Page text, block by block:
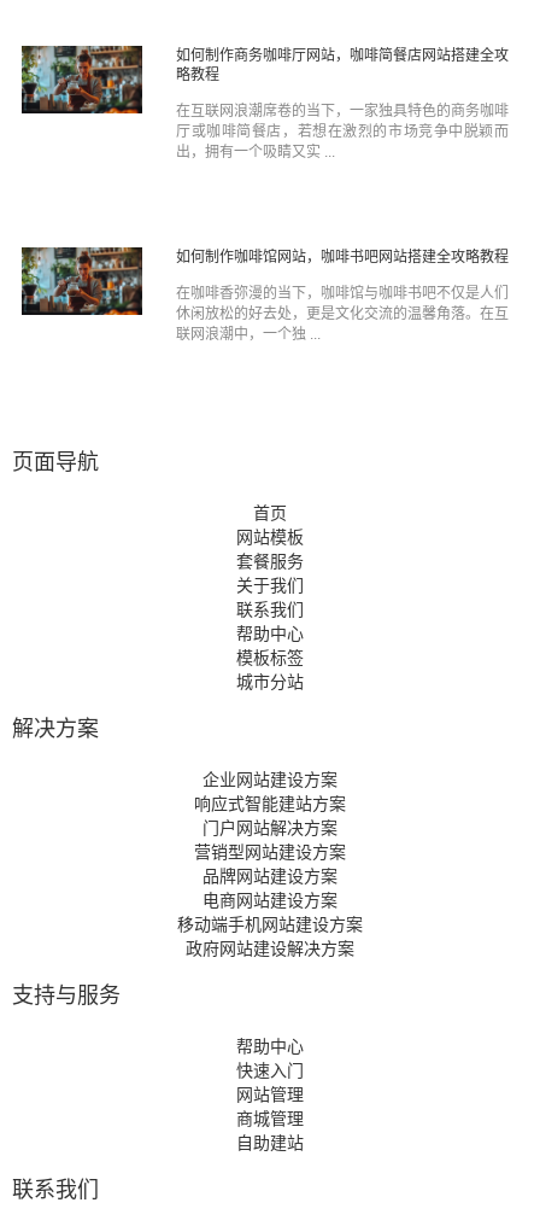
如何制作商务咖啡厅网站，咖啡简餐店网站搭建全攻
略教程
在互联网浪潮席卷的当下，一家独具特色的商务咖啡
厅或咖啡简餐店，若想在激烈的市场竞争中脱颖而
出，拥有一个吸睛又实 ...
如何制作咖啡馆网站，咖啡书吧网站搭建全攻略教程
在咖啡香弥漫的当下，咖啡馆与咖啡书吧不仅是人们
休闲放松的好去处，更是文化交流的温馨角落。在互
联网浪潮中，一个独 ...
页面导航
首页
网站模板
套餐服务
关于我们
联系我们
帮助中心
模板标签
城市分站
解决方案
企业网站建设方案
响应式智能建站方案
门户网站解决方案
营销型网站建设方案
品牌网站建设方案
电商网站建设方案
移动端手机网站建设方案
政府网站建设解决方案
支持与服务
帮助中心
快速入门
网站管理
商城管理
自助建站
联系我们